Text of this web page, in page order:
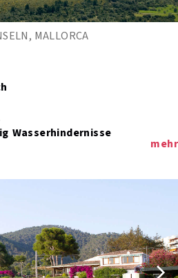
MALLORCA
Wasserhindernisse
mehr